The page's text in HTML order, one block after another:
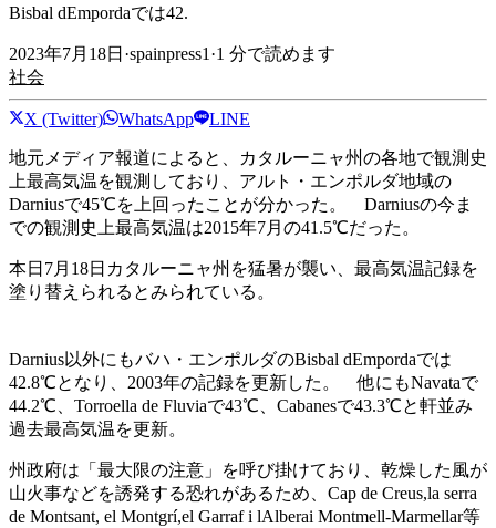
Bisbal dEmpordaでは42.
2023年7月18日 ·spainpress1 ·1 分で読めます
社会
X (Twitter) WhatsApp LINE
地元メディア報道によると、カタルーニャ州の各地で観測史
上最高気温を観測しており、アルト・エンポルダ地域の
Darniusで45℃を上回ったことが分かった。 Darniusの今ま
での観測史上最高気温は2015年7月の41.5℃だった。
本日7月18日カタルーニャ州を猛暑が襲い、最高気温記録を
塗り替えられるとみられている。
Darnius以外にもバハ・エンポルダのBisbal dEmpordaでは
42.8℃となり、2003年の記録を更新した。 他にもNavataで
44.2℃、Torroella de Fluviaで43℃、Cabanesで43.3℃と軒並み
過去最高気温を更新。
州政府は「最大限の注意」を呼び掛けており、乾燥した風が
山火事などを誘発する恐れがあるため、Cap de Creus,la serra
de Montsant, el Montgrí,el Garraf i lAlberai Montmell-Marmellar等